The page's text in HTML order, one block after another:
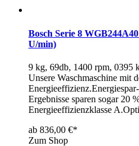
Bosch Serie 8
U/min)
9 kg, 69db, 1400 rpm, 0395
Unsere Waschmaschine mit
Ergebnisse sparen sogar 20
Energieeffizienzklasse
ab 836,00 €*
Zum Shop